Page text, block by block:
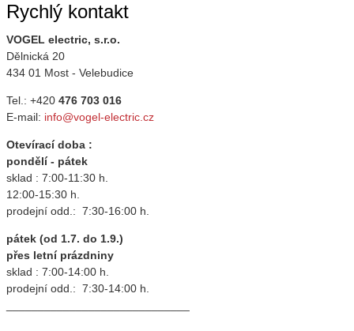
Rychlý kontakt
VOGEL electric, s.r.o.
Dělnická 20
434 01 Most - Velebudice
Tel.: +420 476 703 016
E-mail: info@vogel-electric.cz
Otevírací doba :
pondělí - pátek
sklad : 7:00-11:30 h.
12:00-15:30 h.
prodejní odd.: 7:30-16:00 h.
pátek (od 1.7. do 1.9.)
přes letní prázdniny
sklad : 7:00-14:00 h.
prodejní odd.: 7:30-14:00 h.